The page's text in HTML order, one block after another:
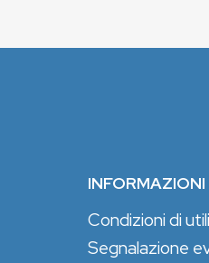
INFORMAZIONI
Condizioni di
Segnalazione